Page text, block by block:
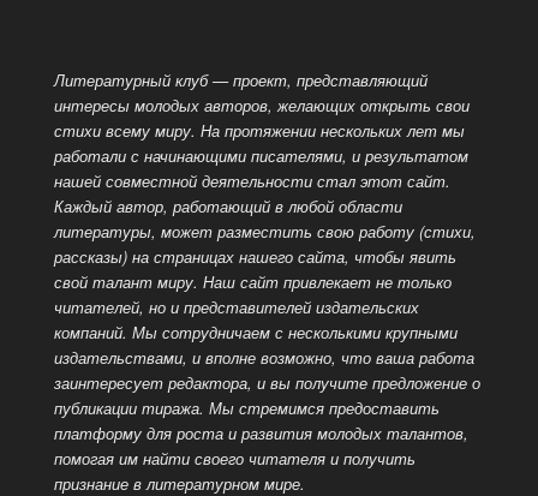
Литературный клуб — проект, представляющий
интересы молодых авторов, желающих открыть свои
стихи всему миру. На протяжении нескольких лет мы
работали с начинающими писателями, и результатом
нашей совместной деятельности стал этот сайт.
Каждый автор, работающий в любой области
литературы, может разместить свою работу (стихи,
рассказы) на страницах нашего сайта, чтобы явить
свой талант миру. Наш сайт привлекает не только
читателей, но и представителей издательских
компаний. Мы сотрудничаем с несколькими крупными
издательствами, и вполне возможно, что ваша работа
заинтересует редактора, и вы получите предложение о
публикации тиража. Мы стремимся предоставить
платформу для роста и развития молодых талантов,
помогая им найти своего читателя и получить
признание в литературном мире.